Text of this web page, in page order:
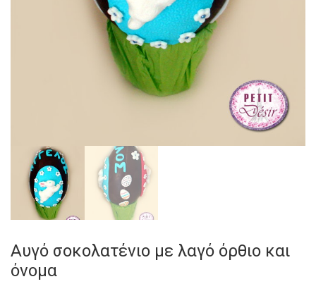
Αυγό σοκολατένιο με λαγό όρθιο και
όνομα